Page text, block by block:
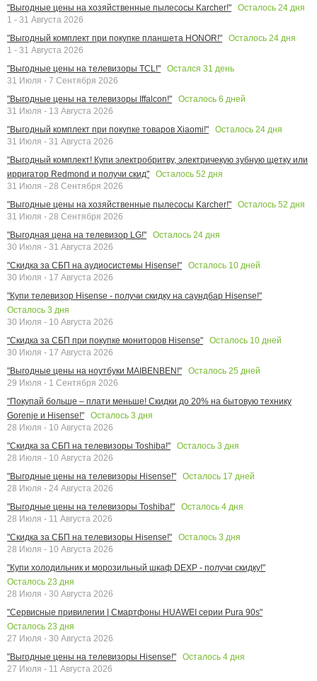
"Выгодные цены на хозяйственные пылесосы Karcher!"
Осталось 24 дня
1 - 31 Августа 2026
"Выгодный комплект при покупке планшета HONOR!"
Осталось 24 дня
1 - 31 Августа 2026
"Выгодные цены на телевизоры TCL!"
Остался 31 день
31 Июля - 7 Сентября 2026
"Выгодные цены на телевизоры Iffalcon!"
Осталось 6 дней
31 Июля - 13 Августа 2026
"Выгодный комплект при покупке товаров Xiaomi!"
Осталось 24 дня
31 Июля - 31 Августа 2026
"Выгодный комплект! Купи электробритву, электричекую зубную щетку или
ирригатор Redmond и получи скид"
Осталось 52 дня
31 Июля - 28 Сентября 2026
"Выгодные цены на хозяйственные пылесосы Karcher!"
Осталось 52 дня
31 Июля - 28 Сентября 2026
"Выгодная цена на телевизор LG!"
Осталось 24 дня
30 Июля - 31 Августа 2026
"Скидка за СБП на аудиосистемы Hisense!"
Осталось 10 дней
30 Июля - 17 Августа 2026
"Купи телевизор Hisense - получи скидку на саундбар Hisense!"
Осталось 3 дня
30 Июля - 10 Августа 2026
"Скидка за СБП при покупке мониторов Hisense"
Осталось 10 дней
30 Июля - 17 Августа 2026
"Выгодные цены на ноутбуки MAIBENBEN!"
Осталось 25 дней
29 Июля - 1 Сентября 2026
"Покупай больше – плати меньше! Скидки до 20% на бытовую технику
Gorenje и Hisense!"
Осталось 3 дня
28 Июля - 10 Августа 2026
"Скидка за СБП на телевизоры Toshiba!"
Осталось 3 дня
28 Июля - 10 Августа 2026
"Выгодные цены на телевизоры Hisense!"
Осталось 17 дней
28 Июля - 24 Августа 2026
"Выгодные цены на телевизоры Toshiba!"
Осталось 4 дня
28 Июля - 11 Августа 2026
"Скидка за СБП на телевизоры Hisense!"
Осталось 3 дня
28 Июля - 10 Августа 2026
"Купи холодильник и морозильный шкаф DEXP - получи скидку!"
Осталось 23 дня
28 Июля - 30 Августа 2026
"Сервисные привилегии | Смартфоны HUAWEI серии Pura 90s"
Осталось 23 дня
27 Июля - 30 Августа 2026
"Выгодные цены на телевизоры Hisense!"
Осталось 4 дня
27 Июля - 11 Августа 2026